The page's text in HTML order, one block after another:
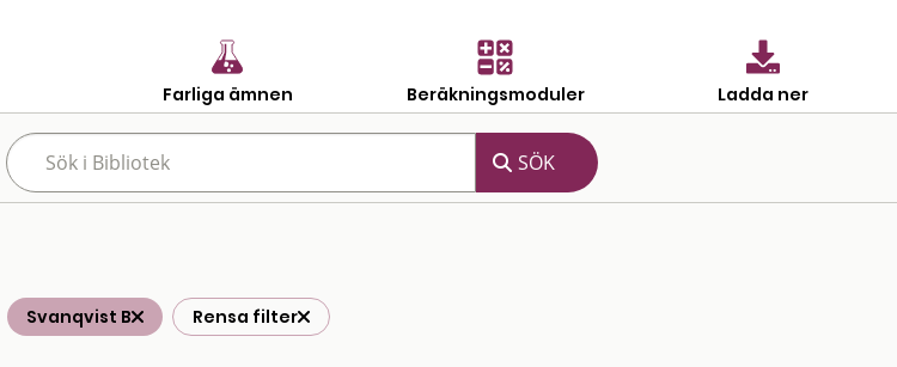
Farliga ämnen Beräkningsmoduler Ladda ner
Svanqvist B Rensa filter